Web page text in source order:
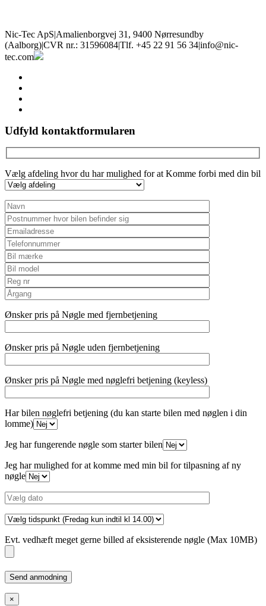
Nic-Tec ApS|Amalienborgvej 31, 9400 Nørresundby
(Aalborg)|CVR nr.: 31596084|Tlf. +45 22 91 56 34|info@nic-
tec.com
Udfyld kontaktformularen
Vælg afdeling hvor du har mulighed for at Komme forbi med din bil
Ønsker pris på Nøgle med fjernbetjening
Ønsker pris på Nøgle uden fjernbetjening
Ønsker pris på Nøgle med nøglefri betjening (keyless)
Har bilen nøglefri betjening (du kan starte bilen med nøglen i din
lomme)
Jeg har fungerende nøgle som starter bilen
Jeg har mulighed for at komme med min bil for tilpasning af ny
nøgle
Evt. vedhæft meget gerne billed af eksisterende nøgle (Max 10MB)
Please
leave
this
×